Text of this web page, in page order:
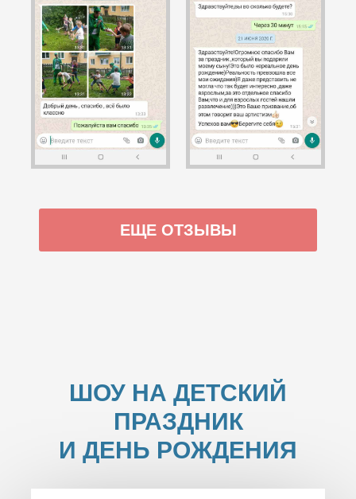
ЕЩЕ ОТЗЫВЫ
ШОУ НА ДЕТСКИЙ
ПРАЗДНИК
И ДЕНЬ РОЖДЕНИЯ